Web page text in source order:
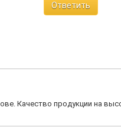
Ответить
Качество продукции на